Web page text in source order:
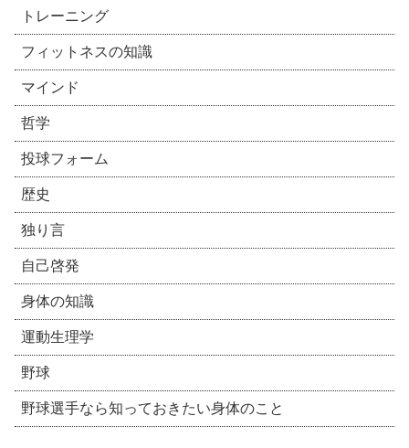
トレーニング
フィットネスの知識
マインド
哲学
投球フォーム
歴史
独り言
自己啓発
身体の知識
運動生理学
野球
野球選手なら知っておきたい身体のこと